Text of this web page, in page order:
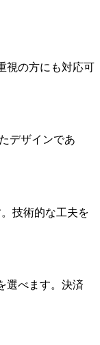
視の方にも対応可
デザインであ
技術的な工夫を
選べます。決済